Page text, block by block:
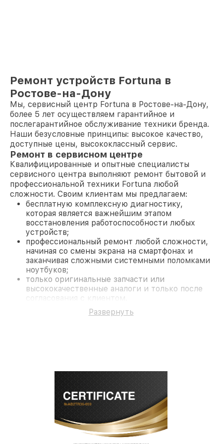
Ремонт устройств Fortuna в
Ростове-на-Дону
Мы, сервисный центр Fortuna в Ростове-на-Дону,
более 5 лет осуществляем гарантийное и
послегарантийное обслуживание техники бренда.
Наши безусловные принципы: высокое качество,
доступные цены, высококлассный сервис.
Ремонт в сервисном центре
Квалифицированные и опытные специалисты
сервисного центра выполняют ремонт бытовой и
профессиональной техники Fortuna любой
сложности. Своим клиентам мы предлагаем:
бесплатную комплексную диагностику,
которая является важнейшим этапом
восстановления работоспособности любых
устройств;
профессиональный ремонт любой сложности,
начиная со смены экрана на смартфонах и
заканчивая сложными системными поломками
ноутбуков;
только оригинальные запчасти или
высококачественные аналоги и только после
согласования с клиентом.
На все работы и замененные комплектующие
предоставляется длительная гарантия. В случае
современное оборудование и
лицензированное ПО в ремонтно-
диагностических мастерских;
собственный склад комплектующих, что
позволяет сократить сроки
Развернуть